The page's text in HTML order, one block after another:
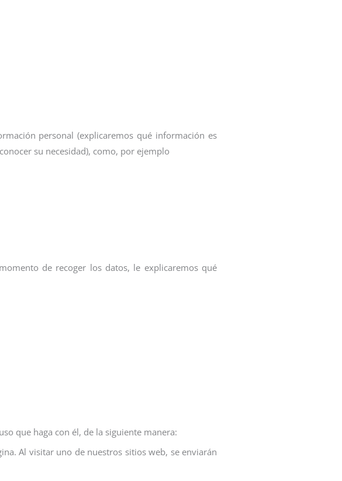
personal (explicaremos qué información es
su necesidad), como, por ejemplo
de recoger los datos, le explicaremos qué
que haga con él, de la siguiente manera:
Al visitar uno de nuestros sitios web, se enviarán